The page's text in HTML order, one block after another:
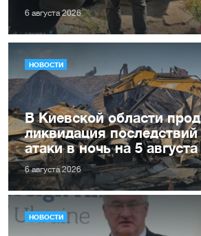
6 августа 2026
НОВОСТИ
В Киевской области
ликвидация
атаки в ночь на 5 августа
6 августа 2026
НОВОСТИ